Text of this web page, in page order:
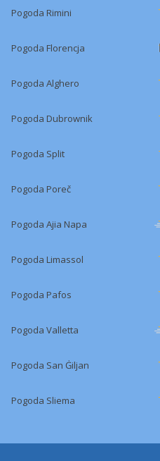
Pogoda Rimini
Pogoda Florencja
Pogoda Alghero
Pogoda Dubrownik
Pogoda Split
Pogoda Poreč
Pogoda Ajia Napa
Pogoda Limassol
Pogoda Pafos
Pogoda Valletta
Pogoda San Ġiljan
Pogoda Sliema